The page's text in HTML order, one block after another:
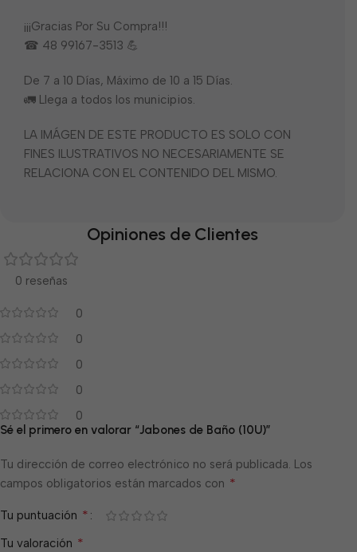
¡¡¡Gracias Por Su Compra!!!
☎ 48 99167-3513 💪
De 7 a 10 Días, Máximo de 10 a 15 Días.
🚛 Llega a todos los municipios.
LA IMÁGEN DE ESTE PRODUCTO ES SOLO CON
FINES ILUSTRATIVOS NO NECESARIAMENTE SE
RELACIONA CON EL CONTENIDO DEL MISMO.
Opiniones de Clientes
0 reseñas
0
0
0
0
0
Sé el primero en valorar “Jabones de Baño (10U)”
Tu dirección de correo electrónico no será publicada. Los
campos obligatorios están marcados con *
Tu puntuación *
Tu valoración *